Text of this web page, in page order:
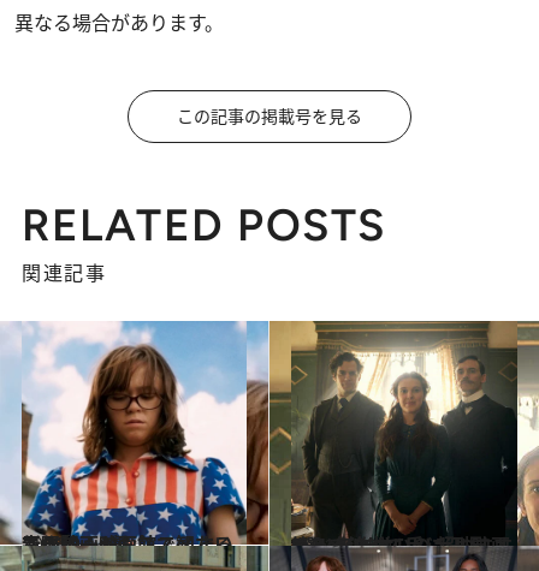
異なる場合があります。
この記事の掲載号を見る
RELATED POSTS
関連記事
2021.9.14
青野賢一がおススメする この秋、映画館で観たい 新作映画4選
カルチャー 2021.5.29
笑って泣けて手に汗握る！ 傑作揃いの 超おすすめNetflixオリジナル映画5選
カルチャー